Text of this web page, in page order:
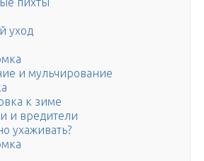
уход
и мульчирование
к зиме
и вредители
ухаживать?